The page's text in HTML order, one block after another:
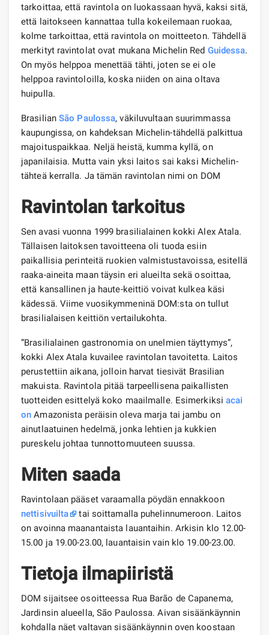
tarkoittaa, että ravintola on luokassaan hyvä, kaksi sitä,
että laitokseen kannattaa tulla kokeilemaan ruokaa,
kolme tarkoittaa, että ravintola on moitteeton. Tähdellä
merkityt ravintolat ovat mukana Michelin Red Guidessa.
On myös helppoa menettää tähti, joten se ei ole
helppoa ravintoloilla, koska niiden on aina oltava
huipulla.
Brasilian São Paulossa, väkiluvultaan suurimmassa
kaupungissa, on kahdeksan Michelin-tähdellä palkittua
majoituspaikkaa. Neljä heistä, kumma kyllä, on
japanilaisia. Mutta vain yksi laitos sai kaksi Michelin-
tähteä kerralla. Ja tämän ravintolan nimi on DOM
Ravintolan tarkoitus
Sen avasi vuonna 1999 brasilialainen kokki Alex Atala.
Tällaisen laitoksen tavoitteena oli tuoda esiin
paikallisia perinteitä ruokien valmistustavoissa, esitellä
raaka-aineita maan täysin eri alueilta sekä osoittaa,
että kansallinen ja haute-keittiö voivat kulkea käsi
kädessä. Viime vuosikymmeninä DOM:sta on tullut
brasilialaisen keittiön vertailukohta.
”Brasilialainen gastronomia on unelmien täyttymys”,
kokki Alex Atala kuvailee ravintolan tavoitetta. Laitos
perustettiin aikana, jolloin harvat tiesivät Brasilian
makuista. Ravintola pitää tarpeellisena paikallisten
tuotteiden esittelyä koko maailmalle. Esimerkiksiacai
on Amazonista peräisin oleva marja tai jambu on
ainutlaatuinen hedelmä, jonka lehtien ja kukkien
pureskelu johtaa tunnottomuuteen suussa.
Miten saada
Ravintolaan pääset varaamalla pöydän ennakkoon
nettisivuilta
tai soittamalla puhelinnumeroon. Laitos
on avoinna maanantaista lauantaihin. Arkisin klo 12.00-
15.00 ja 19.00-23.00, lauantaisin vain klo 19.00-23.00.
Tietoja ilmapiiristä
DOM sijaitsee osoitteessa Rua Barão de Capanema,
Jardinsin alueella, São Paulossa. Aivan sisäänkäynnin
kohdalla näet valtavan sisäänkäynnin oven koostaan ​​